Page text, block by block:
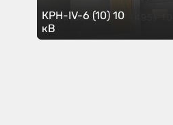
КРН-IV-6 (10) 10
кВ